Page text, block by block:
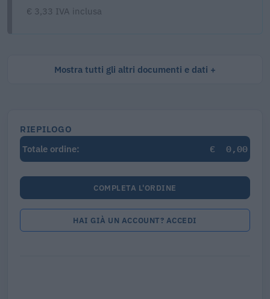
€ 3,33 IVA inclusa
Mostra tutti gli altri documenti e dati
RIEPILOGO
Totale ordine:
€ 0,00
COMPLETA L'ORDINE
HAI GIÀ UN ACCOUNT? ACCEDI